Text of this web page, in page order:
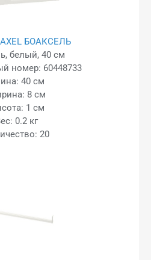
БОАКСЕЛЬ
белый, 40 см
номер: 60448733
40 см
8 см
1 см
0.2 кг
20